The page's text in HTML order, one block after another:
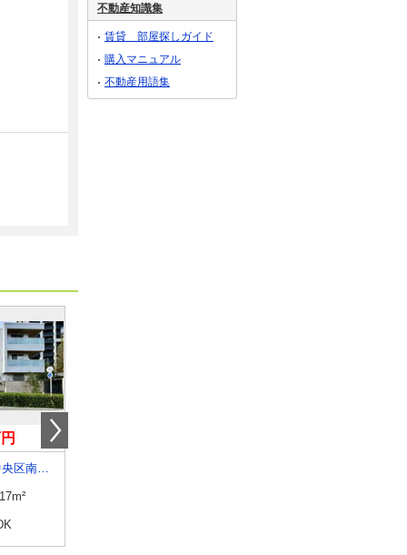
熊本県熊本市中央区南熊本４
不動産知識集
賃貸 部屋探しガイド
購入マニュアル
不動産用語集